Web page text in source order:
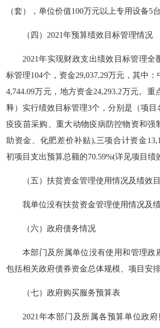
（套），单位价值100万元以上专用设备5
（四）2021年预算绩效目标管理情况
2021年实现财政支出绩效目标管理全
标管理104个，资金29,037.29万元，其中
4,744.09万元，地方资金24,293.2万元。
释）实行绩效目标管理3个，分别是（项目
疫疫苗采购、重大动物疫病防控物资和强
助资金、化肥差价补贴),三项合计资金
初项目支出预算总额的70.59%(详见项目绩
（五）扶贫资金管理使用情况及绩效
我单位没有扶贫资金管理使用情况及
（六）政府债务情况
本部门及所属单位没有使用和管理政
包括相关政府债券资金总体规模、项目安排
（七）政府购买服务预算表
2021年本部门及所属各预算单位政